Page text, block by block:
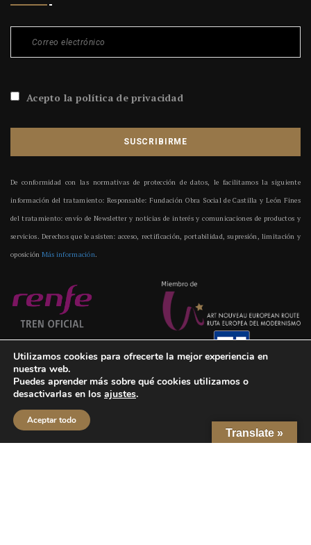
Acepto la política de privacidad
SUSCRIBIRME
De conformidad con las normativas de protección de datos, le facilitamos la siguiente
información del tratamiento: Responsable: Fundación Obra Social de Castilla y León Fines
del tratamiento: envío de Newsletter y noticias de interés y comunicaciones de productos y
servicios. Derechos que le asisten: acceso, rectificación, portabilidad, supresión, limitación y
oposición Más información.
Translate »
Utilizamos cookies para ofrecerte la mejor experiencia en
nuestra web.
Puedes aprender más sobre qué cookies utilizamos o
desactivarlas en los ajustes.
Aceptar todo